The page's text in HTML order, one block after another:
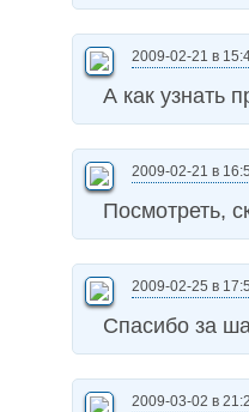
2009-02-21 в
А как узнать
2009-02-21 в
Посмотреть,
2009-02-25 в
Спасибо за
2009-03-02 в